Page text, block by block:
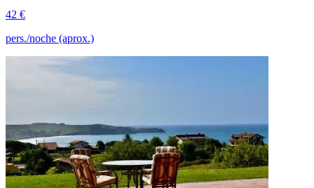
42 €
pers./noche (aprox.)